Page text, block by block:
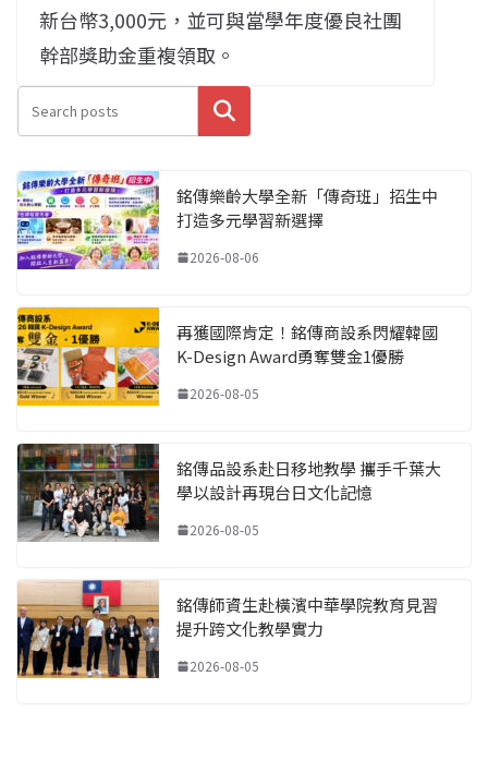
新台幣3,000元，並可與當學年度優良社團
幹部獎助金重複領取。
搜尋
銘傳樂齡大學全新「傳奇班」招生中
打造多元學習新選擇
2026-08-06
再獲國際肯定！銘傳商設系閃耀韓國
K-Design Award勇奪雙金1優勝
2026-08-05
銘傳品設系赴日移地教學 攜手千葉大
學以設計再現台日文化記憶
2026-08-05
銘傳師資生赴橫濱中華學院教育見習
提升跨文化教學實力
2026-08-05